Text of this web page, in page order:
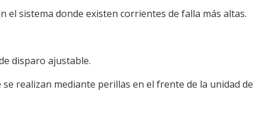
el sistema donde existen corrientes de falla más altas.
disparo ajustable.
realizan mediante perillas en el frente de la unidad de